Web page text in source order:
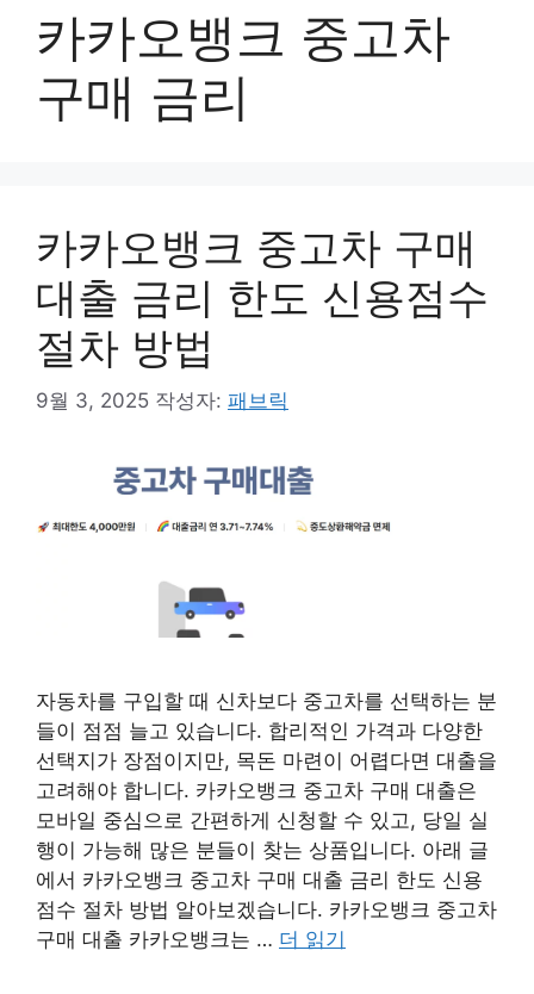
카카오뱅크 중고차
구매 금리
카카오뱅크 중고차 구매
대출 금리 한도 신용점수
절차 방법
9월 3, 2025 작성자: 패브릭
자동차를 구입할 때 신차보다 중고차를 선택하는 분
들이 점점 늘고 있습니다. 합리적인 가격과 다양한
선택지가 장점이지만, 목돈 마련이 어렵다면 대출을
고려해야 합니다. 카카오뱅크 중고차 구매 대출은
모바일 중심으로 간편하게 신청할 수 있고, 당일 실
행이 가능해 많은 분들이 찾는 상품입니다. 아래 글
에서 카카오뱅크 중고차 구매 대출 금리 한도 신용
점수 절차 방법 알아보겠습니다. 카카오뱅크 중고차
구매 대출 카카오뱅크는 … 더 읽기